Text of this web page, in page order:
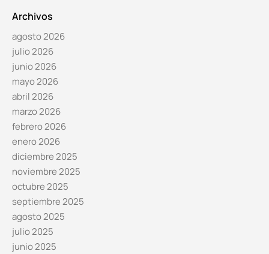
Archivos
agosto 2026
julio 2026
junio 2026
mayo 2026
abril 2026
marzo 2026
febrero 2026
enero 2026
diciembre 2025
noviembre 2025
octubre 2025
septiembre 2025
agosto 2025
julio 2025
junio 2025